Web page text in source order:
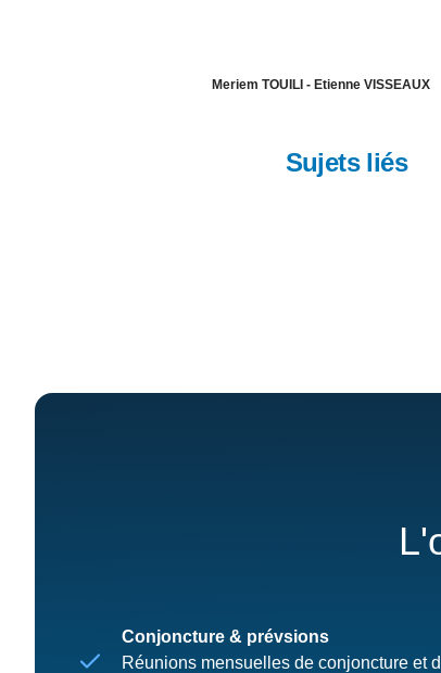
Meriem TOUILI - Etienne VISSEAUX
Sujets liés
Conjoncture & prévsions
Réunions mensuelles de conjoncture et